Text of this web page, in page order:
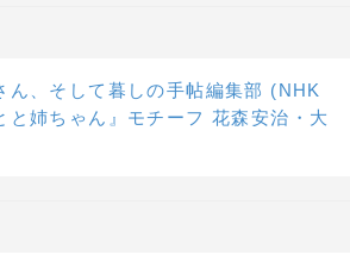
ん、そして暮しの手帖編集部 (NHK
と姉ちゃん』モチーフ 花森安治・大